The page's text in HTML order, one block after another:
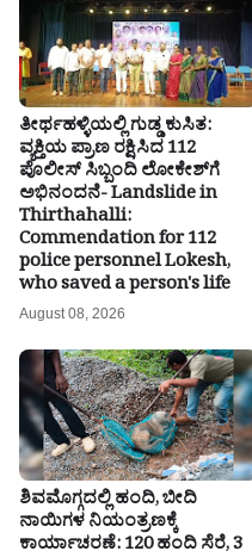
ತೀರ್ಥಹಳ್ಳಿಯಲ್ಲಿ ಗುಡ್ಡ ಕುಸಿತ:
ವ್ಯಕ್ತಿಯ ಪ್ರಾಣ ರಕ್ಷಿಸಿದ 112
ಪೊಲೀಸ್ ಸಿಬ್ಬಂದಿ ಲೋಕೇಶ್‌ಗೆ
ಅಭಿನಂದನೆ- Landslide in
Thirthahalli:
Commendation for 112
police personnel Lokesh,
who saved a person's life
August 08, 2026
ಶಿವಮೊಗ್ಗದಲ್ಲಿ ಹಂದಿ, ಬೀದಿ
ನಾಯಿಗಳ ನಿಯಂತ್ರಣಕ್ಕೆ